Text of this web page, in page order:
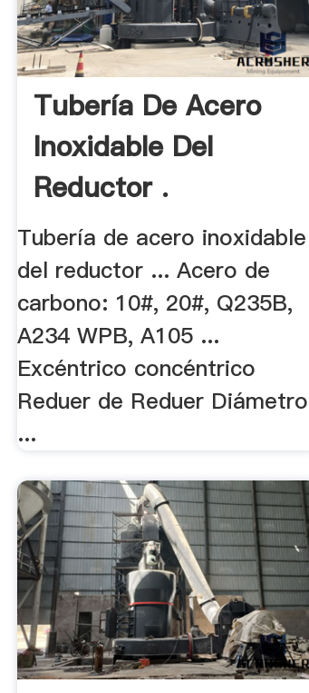
Tubería De Acero
Inoxidable Del
Reductor .
Tubería de acero inoxidable
del reductor ... Acero de
carbono: 10#, 20#, Q235B,
A234 WPB, A105 ...
Excéntrico concéntrico
Reduer de Reduer Diámetro
...